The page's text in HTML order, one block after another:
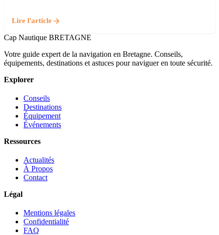
Lire l'article
Cap Nautique BRETAGNE
Votre guide expert de la navigation en Bretagne. Conseils,
équipements, destinations et astuces pour naviguer en toute sécurité.
Explorer
Conseils
Destinations
Équipement
Événements
Ressources
Actualités
À Propos
Contact
Légal
Mentions légales
Confidentialité
FAQ